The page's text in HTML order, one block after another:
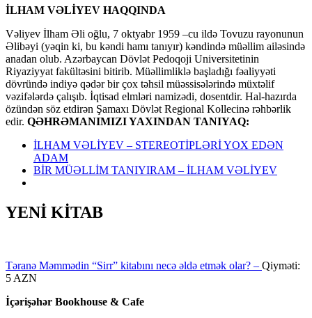
İLHAM VƏLİYEV HAQQINDA
Vəliyev İlham Əli oğlu, 7 oktyabr 1959 –cu ildə Tovuzu rayonunun
Əlibəyi (yəqin ki, bu kəndi hamı tanıyır) kəndində müəllim ailəsində
anadan olub. Azərbaycan Dövlət Pedoqoji Universitetinin
Riyaziyyat fakültəsini bitirib. Müəllimliklə başladığı fəaliyyəti
dövründə indiyə qədər bir çox təhsil müəssisələrində müxtəlif
vəzifələrdə çalışıb. İqtisad elmləri namizədi, dosentdir. Hal-hazırda
özündən söz etdirən Şamaxı Dövlət Regional Kollecinə rəhbərlik
edir. QƏHRƏMANIMIZI YAXINDAN TANIYAQ:
İLHAM VƏLİYEV – STEREOTİPLƏRİ YOX EDƏN
ADAM
BİR MÜƏLLİM TANIYIRAM – İLHAM VƏLİYEV
YENİ KİTAB
Təranə Məmmədin “Sirr” kitabını necə əldə etmək olar? – Qiyməti:
5 AZN
İçərişəhər Bookhouse & Cafe